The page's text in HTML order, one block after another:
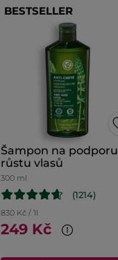
BESTSELLER
Šampon na podporu
růstu vlasů
300 ml
(1214)
830 Kč / 1l
249 Kč